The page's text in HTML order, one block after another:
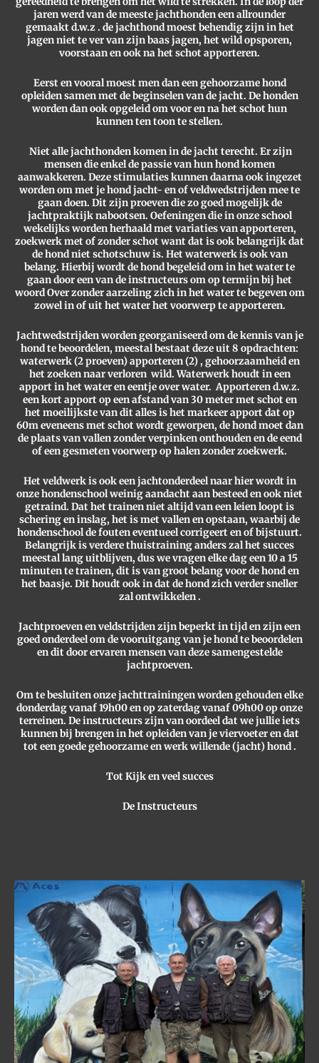
jaren werd van de meeste jachthonden een allrounder
gemaakt d.w.z . de jachthond moest behendig zijn in het
jagen niet te ver van zijn baas jagen, het wild opsporen,
voorstaan en ook na het schot apporteren.
Eerst en vooral moest men dan een gehoorzame hond
opleiden samen met de beginselen van de jacht. De honden
worden dan ook opgeleid om voor en na het schot hun
kunnen ten toon te stellen.
Niet alle jachthonden komen in de jacht terecht. Er zijn
mensen die enkel de passie van hun hond komen
aanwakkeren. Deze stimulaties kunnen daarna ook ingezet
worden om met je hond jacht- en of veldwedstrijden mee te
gaan doen. Dit zijn proeven die zo goed mogelijk de
jachtpraktijk nabootsen. Oefeningen die in onze school
wekelijks worden herhaald met variaties van apporteren,
zoekwerk met of zonder schot want dat is ook belangrijk dat
de hond niet schotschuw is. Het waterwerk is ook van
belang. Hierbij wordt de hond begeleid om in het water te
gaan door een van de instructeurs om op termijn bij het
woord Over zonder aarzeling zich in het water te begeven om
zowel in of uit het water het voorwerp te apporteren.
Jachtwedstrijden worden georganiseerd om de kennis van je
hond te beoordelen, meestal bestaat deze uit 8 opdrachten:
waterwerk (2 proeven) apporteren (2) , gehoorzaamheid en
het zoeken naar verloren wild.Waterwerk houdt in een
apport in het water en eentje over water. Apporteren d.w.z.
een kort apport op een afstand van 30 meter met schot en
het moeilijkste van dit alles is het markeer apport dat op
60m eveneens met schot wordt geworpen, de hond moet dan
de plaats van vallen zonder verpinken onthouden en de eend
of een gesmeten voorwerp op halen zonder zoekwerk.
Het veldwerk is ook een jachtonderdeel naar hier wordt in
onze hondenschool weinig aandacht aan besteed en ook niet
getraind. Dat het trainen niet altijd van een leien loopt is
schering en inslag, het is met vallen en opstaan, waarbij de
hondenschool de fouten eventueel corrigeert en of bijstuurt.
Belangrijk is verdere thuistraining anders zal het succes
meestal lang uitblijven, dus we vragen elke dag een 10 a 15
minuten te trainen, dit is van groot belang voor de hond en
het baasje. Dit houdt ook in dat de hond zich verder sneller
zal ontwikkelen .
Jachtproeven en veldstrijden zijn beperkt in tijd en zijn een
goed onderdeel om de vooruitgang van je hond te beoordelen
en dit door ervaren mensen van deze samengestelde
jachtproeven.
Om te besluiten onze jachttrainingen worden gehouden elke
donderdag vanaf 19h00 en op zaterdag vanaf 09h00 op onze
terreinen. De instructeurs zijn van oordeel dat we jullie iets
kunnen bij brengen in het opleiden van je viervoeter en dat
tot een goede gehoorzame en werk willende (jacht) hond .
Tot Kijk en veel succes
De Instructeurs